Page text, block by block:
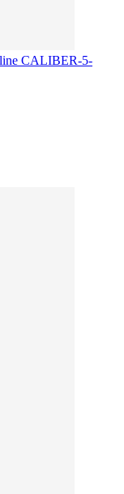
CALIBER-5-